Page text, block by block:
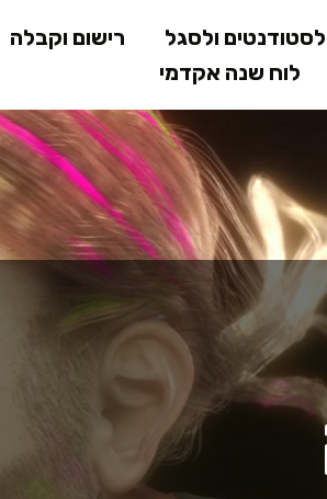
לתוכן
המרכזי
ולסגל רישום וקבלה
לוח שנה אקדמי